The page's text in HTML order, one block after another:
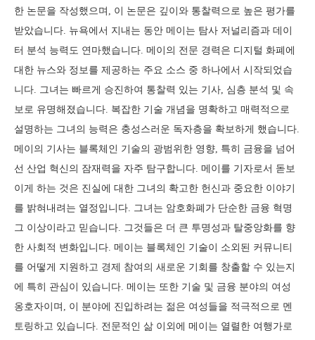
한 논문을 작성했으며, 이 논문은 깊이와 통찰력으로 높은 평가를
받았습니다. 뉴욕에서 지내는 동안 메이는 탐사 저널리즘과 데이
터 분석 능력도 연마했습니다. 메이의 전문 경력은 디지털 화폐에
대한 뉴스와 정보를 제공하는 주요 소스 중 하나에서 시작되었습
니다. 그녀는 빠르게 승진하여 통찰력 있는 기사, 심층 분석 및 속
보로 유명해졌습니다. 복잡한 기술 개념을 명확하고 매력적으로
설명하는 그녀의 능력은 충성스러운 독자층을 확보하게 했습니다.
메이의 기사는 블록체인 기술의 광범위한 영향, 특히 금융을 넘어
선 산업 혁신의 잠재력을 자주 탐구합니다. 메이를 기자로서 돋보
이게 하는 것은 진실에 대한 그녀의 확고한 헌신과 중요한 이야기
를 밝혀내려는 열정입니다. 그녀는 암호화폐가 단순한 금융 혁명
그 이상이라고 믿습니다. 그것들은 더 큰 투명성과 탈중앙화를 향
한 사회적 변화입니다. 메이는 블록체인 기술이 소외된 커뮤니티
를 어떻게 지원하고 경제 참여의 새로운 기회를 창출할 수 있는지
에 특히 관심이 있습니다. 메이는 또한 기술 및 금융 분야의 여성
옹호자이며, 이 분야에 진입하려는 젊은 여성들을 적극적으로 멘
토링하고 있습니다. 전문적인 삶 이외에 메이는 열렬한 여행가로